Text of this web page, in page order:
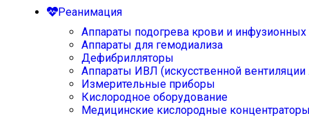
Реанимация
Аппараты подогрева крови и инфузионных
Аппараты для гемодиализа
Дефибрилляторы
Аппараты ИВЛ (искусственной вентиляции
Измерительные приборы
Кислородное оборудование
Медицинские кислородные